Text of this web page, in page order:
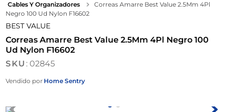
Cables Y Organizadores
Correas Amarre Best Value 2.5Mm 4Pl
Negro 100 Ud Nylon F16602
BEST VALUE
Correas Amarre Best Value 2.5Mm 4Pl Negro 100
Ud Nylon F16602
: 02845
Vendido por Home Sentry